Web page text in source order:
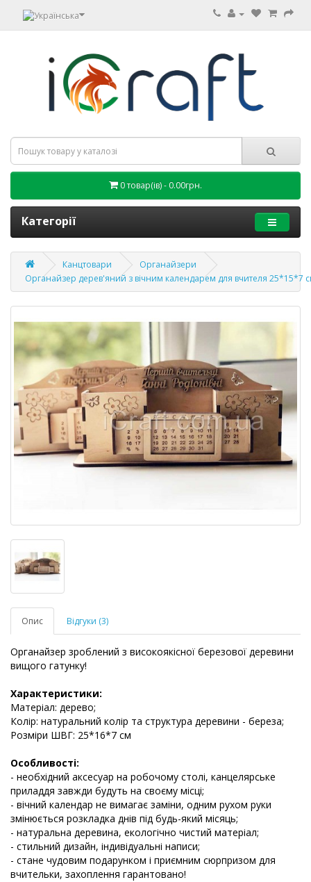
0 товар(ів) - 0.00грн.
Категорії
Канцтовари
Органайзери
Органайзер дерев'яний з вічним календарем для вчителя 25*15*7
Опис Відгуки (3)
Органайзер зроблений з високоякісної березової деревини
вищого гатунку!
Характеристики:
Матеріал: дерево;
Колір: натуральний колір та структура деревини - береза;
Розміри ШВГ: 25*16*7 см
Особливості:
- необхідний аксесуар на робочому столі, канцелярське
приладдя завжди будуть на своєму місці;
- вічний календар не вимагає заміни, одним рухом руки
змінюється розкладка днів під будь-який місяць;
- натуральна деревина, екологічно чистий матеріал;
- стильний дизайн, індивідуальні написи;
- стане чудовим подарунком і приємним сюрпризом для
вчительки, захоплення гарантовано!